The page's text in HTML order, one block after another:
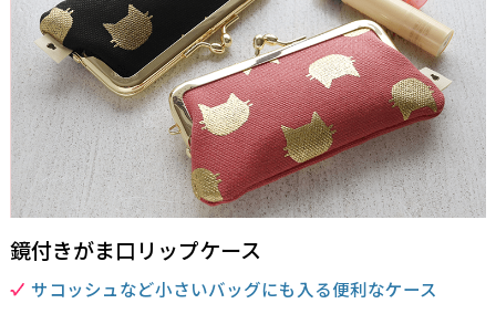
鏡付きがま口リップケース
サコッシュなど小さいバッグにも入る便利なケース